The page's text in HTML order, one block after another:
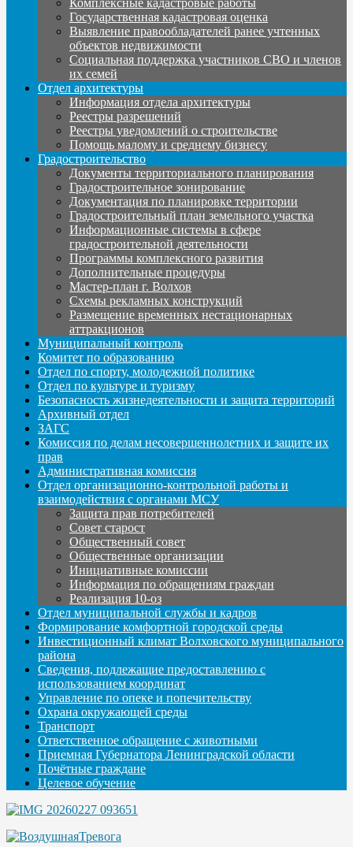
Государственная кадастровая оценка
Выявление правообладателей ранее учтенных
объектов недвижимости
Социальная поддержка участников СВО и членов
их семей
Отдел архитектуры
Информация отдела архитектуры
Реестры разрешений
Реестры уведомлений о строительстве
Помощь малому и среднему бизнесу
Градостроительство
Документы территориального планирования
Градостроительное зонирование
Документация по планировке территории
Градостроительный план земельного участка
Информационные системы в сфере
градостроительной деятельности
Программы комплексного развития
Дополнительные процедуры
Мастер-план г. Волхов
Схемы рекламных конструкций
Размещение временных нестационарных
аттракционов
Муниципальный контроль
Комитет по образованию
Отдел по спорту, молодежной политике
Отдел по культуре и туризму
Безопасность жизнедеятельности и защита территорий
Архивный отдел
ЗАГС
Комиссия по делам несовершеннолетних и защите их
прав
Административная комиссия
Отдел организационно-контрольной работы и
взаимодействия с органами МСУ
Защита прав потребителей
Совет старост
Общественный совет
Общественные организации
Инициативные комиссии
Информация по обращениям граждан
Реализация 10-оз
Отдел муниципальной службы и кадров
Формирование комфортной городской среды
Инвестиционный климат Волховского муниципального
района
Сведения, подлежащие предоставлению с
использованием координат
Управление по опеке и попечительству
Охрана окружающей среды
Транспорт
Ответственное обращение с животными
Приемная Губернатора Ленинградской области
Почётные граждане
Целевое обучение